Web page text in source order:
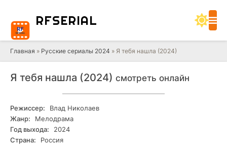
RFSERIAL
Главная » Русские сериалы 2024 » Я тебя нашла (2024)
Я тебя нашла (2024) смотреть онлайн
Режиссер:
Влад Николаев
Жанр:
Мелодрама
Год выхода:
2024
Страна:
Россия